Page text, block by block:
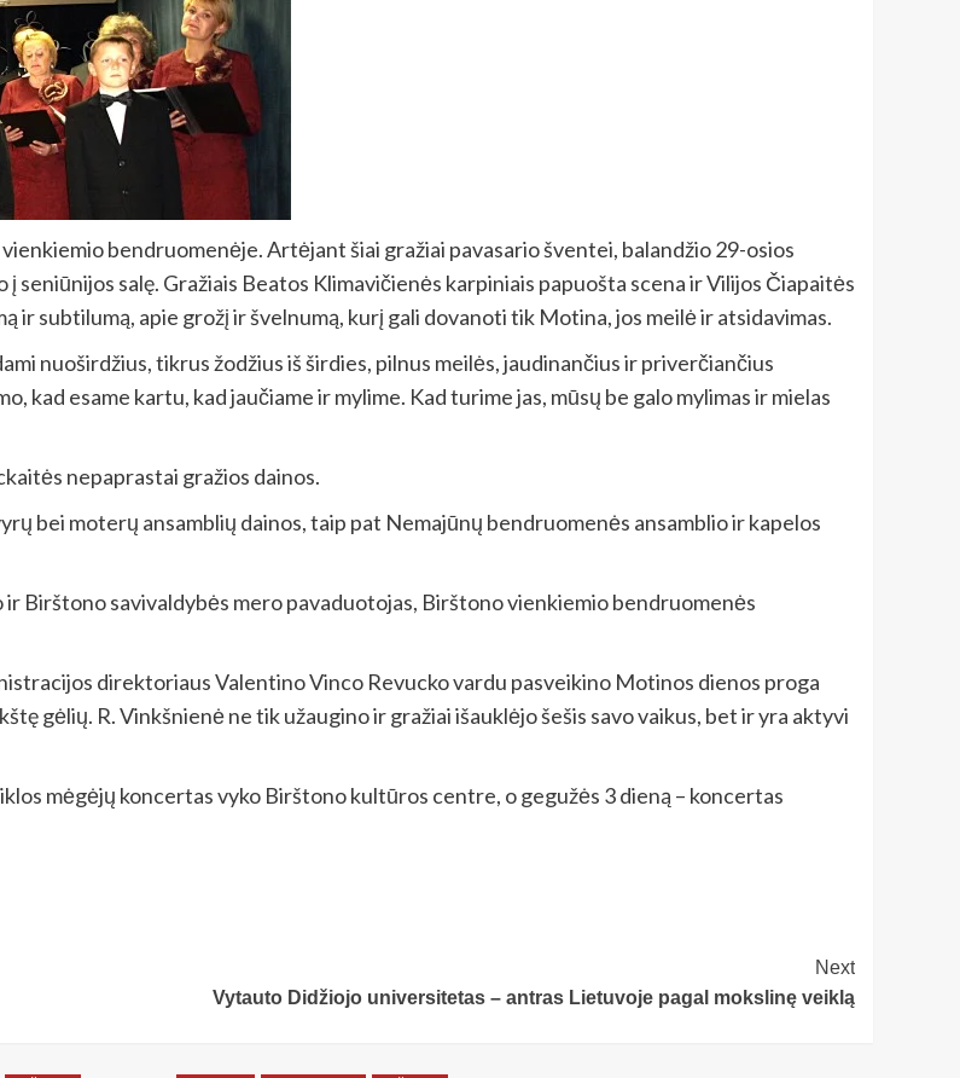
bendruomenėje. Artėjant šiai gražiai pavasario šventei, balandžio 29-osios
seniūnijos salę. Gražiais Beatos Klimavičienės karpiniais papuošta scena ir Vilijos Čiapaitės
ir subtilumą, apie grožį ir švelnumą, kurį gali dovanoti tik Motina, jos meilė ir atsidavimas.
nuoširdžius, tikrus žodžius iš širdies, pilnus meilės, jaudinančius ir priverčiančius
kad esame kartu, kad jaučiame ir mylime. Kad turime jas, mūsų be galo mylimas ir mielas
nepaprastai gražios dainos.
bei moterų ansamblių dainos, taip pat Nemajūnų bendruomenės ansamblio ir kapelos
Birštono savivaldybės mero pavaduotojas, Birštono vienkiemio bendruomenės
direktoriaus Valentino Vinco Revucko vardu pasveikino Motinos dienos proga
gėlių. R. Vinkšnienė ne tik užaugino ir gražiai išauklėjo šešis savo vaikus, bet ir yra aktyvi
mėgėjų koncertas vyko Birštono kultūros centre, o gegužės 3 dieną – koncertas
Next
Vytauto Didžiojo universitetas – antras Lietuvoje pagal mokslinę veiklą